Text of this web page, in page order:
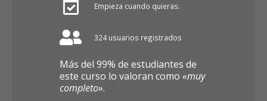
Empieza cuando quieras.
324 usuarios registrados
Más del 99% de estudiantes de
este curso lo valoran como «muy
completo».